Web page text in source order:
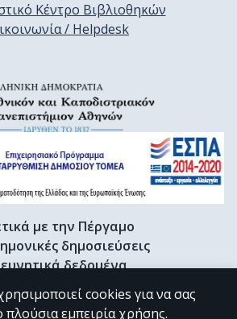
Κέντρο Βιβλιοθηκών
/ Helpdesk
με την Πέργαμο
δημοσιεύσεις
δεδομένα
& Γκρίζα βιβλιογραφία
Προφίλ Ερευνητή
cookies για να σας
πλούσια εμπειρία χρήσης.